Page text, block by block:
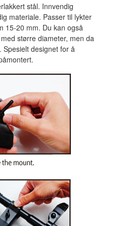
stål. Innvendig
materiale. Passer til lykter
15-20 mm. Du kan også
større diameter, men da
designet for å